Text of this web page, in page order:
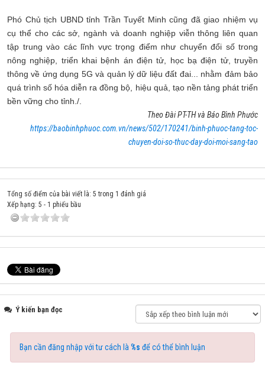
Phó Chủ tịch UBND tỉnh Trần Tuyết Minh cũng đã giao nhiệm vụ
cụ thể cho các sở, ngành và doanh nghiệp viễn thông liên quan
tập trung vào các lĩnh vực trọng điểm như chuyển đổi số trong
nông nghiệp, triển khai bệnh án điện tử, học bạ điện tử, truyền
thông về ứng dụng 5G và quản lý dữ liệu đất đai... nhằm đảm bảo
quá trình số hóa diễn ra đồng bộ, hiệu quả, tạo nền tảng phát triển
bền vững cho tỉnh./.
Theo Đài PT-TH và Báo Bình Phước
https://baobinhphuoc.com.vn/news/502/170241/binh-phuoc-tang-toc-
chuyen-doi-so-thuc-day-doi-moi-sang-tao
Tổng số điểm của bài viết là: 5 trong 1 đánh giá
Xếp hạng: 5 - 1 phiếu bầu
Ý kiến bạn đọc
Bạn cần đăng nhập với tư cách là %s để có thể bình luận